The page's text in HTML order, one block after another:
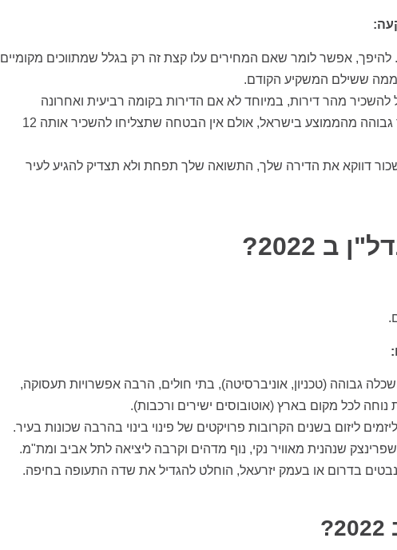
להיפך, אפשר לומר שאם המחירים עלו קצת זה רק בגלל שמתווכים מקומיים
ממה ששילם המשקיע הקודם.
בדימונה (35,000 תושבים) ולא קל להשכיר מהר דירות, במיוחד לא אם הדירות בקומה רביעית ואחרונה
בבניינים ותיקים. בתאוריה התשואה מהשכרה בדימונה יותר גבוהה מהממוצע בישראל, אולם אין הבטחה שתצליחו להשכיר אותה 12
דווקא את הדירה שלך, התשואה שלך תפחת ולא תצדיק להגיע לעיר
2022?
תושבים) עם מוסדות להשכלה גבוהה (טכניון, אוניברסיטה), בתי חולים, הרבה אפשרויות תעסוקה,
לכל מקום בארץ (אוטובוסים ישירים ורכבות).
ליזום בשנים הקרובות פרויקטים של פינוי בינוי בהרבה שכונות בעיר.
שנהנית מאוויר נקי, נוף מדהים וקרבה ליציאה לתל אביב ומת"מ.
בדרום או בעמק יזרעאל, הוחלט להגדיל את שדה התעופה בחיפה.